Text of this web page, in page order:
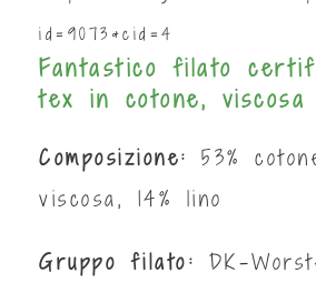
id=9073&cid=4
Fantastico filato
tex in cotone,
Composizione: 53%
viscosa, 14% lino
Gruppo filato: DK-